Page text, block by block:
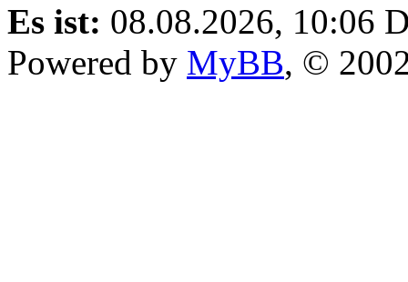
Es ist: 08.08.2026, 10:06
Powered by MyBB, ©